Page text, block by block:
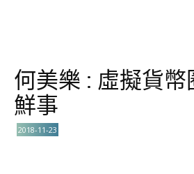
何美樂 : 虛擬貨幣
鮮事
2018-11-23